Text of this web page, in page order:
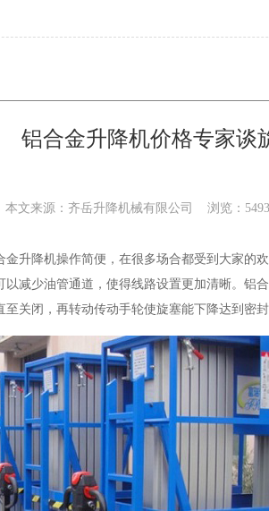
铝合金升降机价格专家谈
本文来源：齐岳升降机械有限公司 浏览：
金升降机操作简便，在很多场合都受到大家的
以减少油管通道，使得线路设置更加清晰。铝
关闭，再转动传动手轮使旋塞能下降达到密封